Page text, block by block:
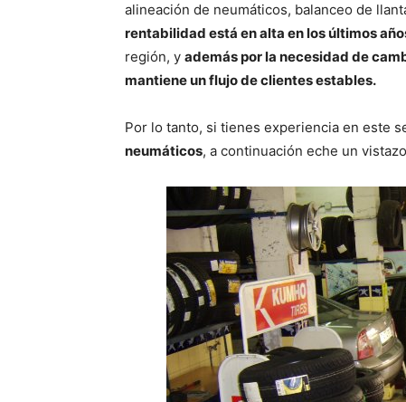
alineación de neumáticos, balanceo de
rentabilidad está en alta en los últimos
región, y además por la necesidad de
mantiene un flujo de clientes estables.
Por lo tanto, si tienes experiencia en este
neumáticos, a continuación eche un